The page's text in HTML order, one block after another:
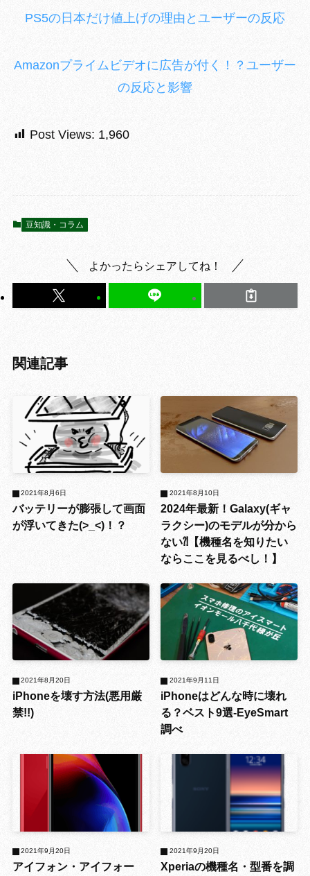
PS5の日本だけ値上げの理由とユーザーの反応
Amazonプライムビデオに広告が付く！？ユーザー
の反応と影響
Post Views: 1,960
豆知識・コラム
よかったらシェアしてね！
関連記事
バッテリーが膨張して画面
が浮いてきた(>_<)！？
2021年8月6日
2024年最新！Galaxy(ギャ
ラクシー)のモデルが分から
ない⁈【機種名を知りたい
ならここを見るべし！】
2021年8月10日
iPhoneを壊す方法(悪用厳
禁!!)
2021年8月20日
iPhoneはどんな時に壊れ
る？ベスト9選-EyeSmart
調べ
2021年9月11日
アイフォン・アイフォー
2021年9月20日
Xperiaの機種名・型番を調
2021年9月20日